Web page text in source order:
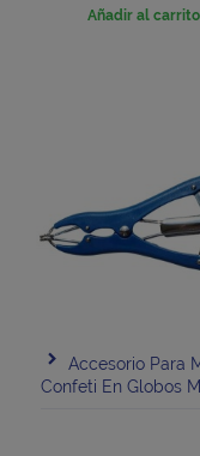
Añadir al carrito
Accesorio Para
Confeti En Globos